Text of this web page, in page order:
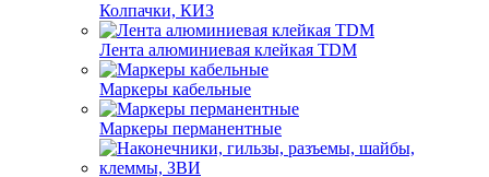
Колпачки, КИЗ
Лента алюминиевая клейкая TDM
Маркеры кабельные
Маркеры перманентные